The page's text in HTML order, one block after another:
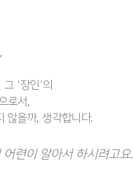
그 '장인'의
로서,
않을까, 생각합니다.
어련이 알아서 하시려고